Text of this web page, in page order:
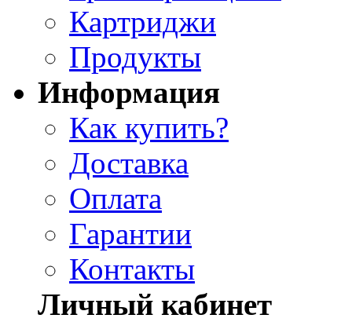
Картриджи
Продукты
Информация
Как купить?
Доставка
Оплата
Гарантии
Контакты
Личный кабинет